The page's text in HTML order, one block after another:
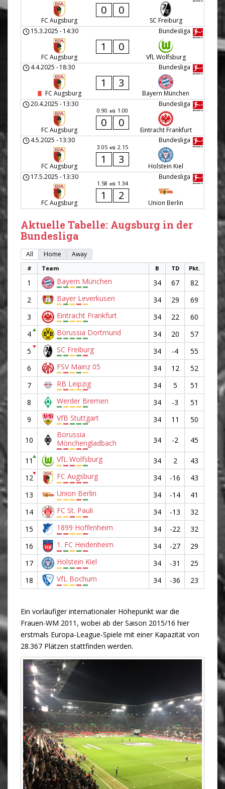
FC Augsburg
0 0
SC Freiburg
Bundesliga
15.3.2025 -14:30
FC Augsburg
1 0
VfL Wolfsburg
Bundesliga
4.4.2025 -18:30
FC Augsburg
1 3
Bayern München
Bundesliga
20.4.2025 -13:30
FC Augsburg
0.90 xG 1.00
0 0
Eintracht Frankfurt
Bundesliga
4.5.2025 -13:30
FC Augsburg
3.05 xG 2.15
1 3
Holstein Kiel
Bundesliga
17.5.2025 -13:30
FC Augsburg
1.58 xG 1.34
1 2
Union Berlin
Aktuelle Tabelle: Augsburg in der
Bundesliga
All Home Away
# Team B TD Pkt.
1 Bayern München 34 67
82
2
Bayer Leverkusen 34 29
69
3
Eintracht Frankfurt 34 22
60
4
▲ Borussia Dortmund 34 20
57
5
▼ SC Freiburg 34 -4
55
6
FSV Mainz 05 34 12
52
7
RB Leipzig 34 5
51
8
Werder Bremen 34 -3
51
9
VfB Stuttgart 34 11 50
10
Borussia
Mönchengladbach
34 -2 45
11
▲ VfL Wolfsburg 34 2
43
12
▼ FC Augsburg 34 -16
43
13
Union Berlin 34 -14
41
14
FC St. Pauli 34 -13
32
15
1899 Hoffenheim 34 -22
32
16
1. FC Heidenheim 34 -27
29
17
Holstein Kiel 34 -31
25
18
VfL Bochum 34 -36 23
Ein vorläufiger internationaler Höhepunkt war die
Frauen-WM 2011, wobei ab der Saison 2015/16 hier
erstmals Europa-League-Spiele mit einer Kapazität von
28.367 Plätzen stattfinden werden.